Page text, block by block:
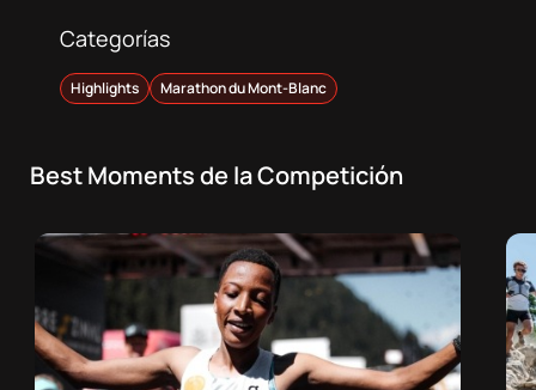
Categorías
Highlights Marathon du Mont-Blanc
Best Moments de la Competición